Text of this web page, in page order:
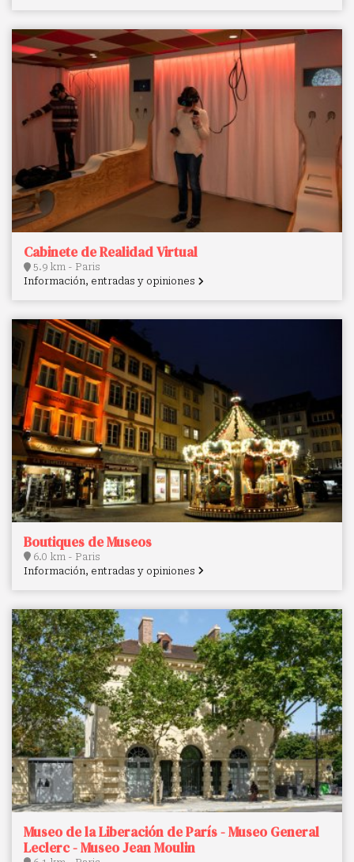
Cabinete de Realidad Virtual
5.9 km - Paris
Información, entradas y opiniones
Boutiques de Museos
6.0 km - Paris
Información, entradas y opiniones
Museo de la Liberación de París - Museo General
Leclerc - Museo Jean Moulin